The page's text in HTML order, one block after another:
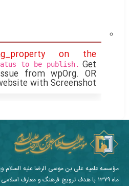
on the
to be publish. Get
from wpOrg. OR
with Screenshot.
مؤسسه علمیه علی بن موسی الرضا علیه السلام
ماه ۱۳۷۹ با هدف ترویج فرهنگ و معارف